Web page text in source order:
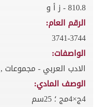
810.8 - ز أ و
الرقم العام:
3741-3744
الواصفات:
الادب العربي - مجموعات ,
الوصف المادي:
4ج×4مج ؛ 25سم